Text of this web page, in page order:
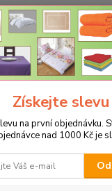
MNOŽSTVÍ
CENU? Klikněte ZDE
CZK
Froté prostěradla s
Získejte slevu
na první objednávku.
nad 1000 Kč je